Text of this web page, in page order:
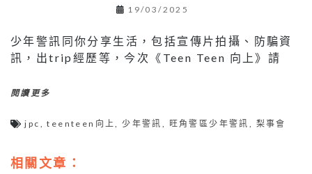
19/03/2025
少年警訊同你分享生活，包括宣傳片拍攝、防騙資
訊，出trip經歷等，今次《Teen Teen 向上》請
閱讀更多
jpc ,teenteen向上 ,少年警訊 旺角警區少年警訊 梨事會
相關文章：